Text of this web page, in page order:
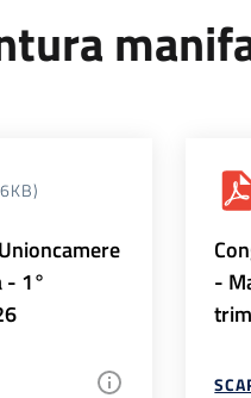
- 1°
-